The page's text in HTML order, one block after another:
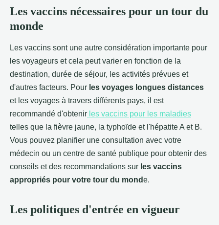
Les vaccins nécessaires pour un tour du
monde
Les vaccins sont une autre considération importante pour
les voyageurs et cela peut varier en fonction de la
destination, durée de séjour, les activités prévues et
d'autres facteurs. Pour les voyages longues distances
et les voyages à travers différents pays, il est
recommandé d'obtenir les vaccins pour les maladies
telles que la fièvre jaune, la typhoïde et l'hépatite A et B.
Vous pouvez planifier une consultation avec votre
médecin ou un centre de santé publique pour obtenir des
conseils et des recommandations sur les vaccins
appropriés pour votre tour du monde.
Les politiques d'entrée en vigueur